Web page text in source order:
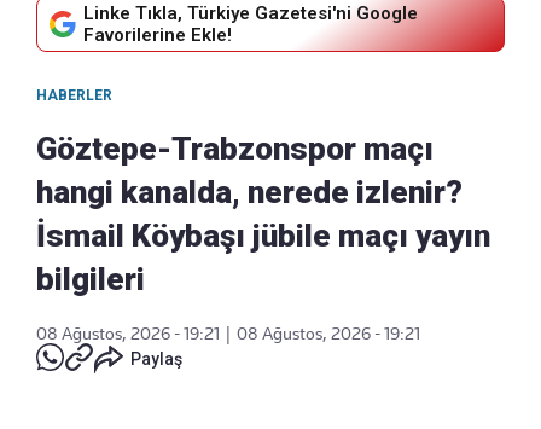
Linke Tıkla, Türkiye Gazetesi'ni Google
Favorilerine Ekle!
HABERLER
Göztepe-Trabzonspor maçı
hangi kanalda, nerede izlenir?
İsmail Köybaşı jübile maçı yayın
bilgileri
08 Ağustos, 2026 - 19:21
08 Ağustos, 2026 - 19:21
Paylaş